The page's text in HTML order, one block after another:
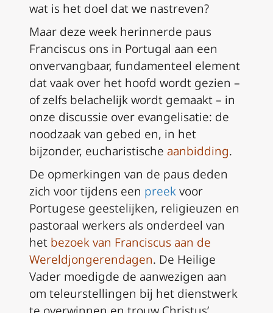
wat is het doel dat we nastreven?
Maar deze week herinnerde paus
Franciscus ons in Portugal aan een
onvervangbaar, fundamenteel element
dat vaak over het hoofd wordt gezien –
of zelfs belachelijk wordt gemaakt – in
onze discussie over evangelisatie: de
noodzaak van gebed en, in het
bijzonder, eucharistische aanbidding.
De opmerkingen van de paus deden
zich voor tijdens een preekvoor
Portugese geestelijken, religieuzen en
pastoraal werkers als onderdeel van
het bezoek van Franciscus aan de
Wereldjongerendagen. De Heilige
Vader moedigde de aanwezigen aan
om teleurstellingen bij het dienstwerk